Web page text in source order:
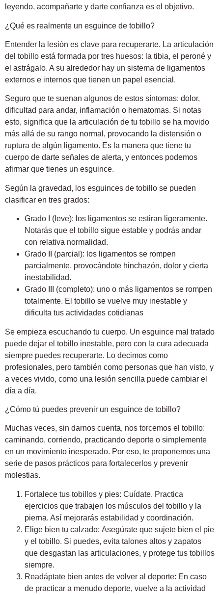
leyendo, acompañarte y darte confianza es el objetivo.
¿Qué es realmente un esguince de tobillo?
Entender la lesión es clave para recuperarte. La articulación
del tobillo está formada por tres huesos: la tibia, el peroné y
el astrágalo. A su alrededor hay un sistema de ligamentos
externos e internos que tienen un papel esencial.
Seguro que te suenan algunos de estos síntomas: dolor,
dificultad para andar, inflamación o hematomas. Si notas
esto, significa que la articulación de tu tobillo se ha movido
más allá de su rango normal, provocando la distensión o
ruptura de algún ligamento. Es la manera que tiene tu
cuerpo de darte señales de alerta, y entonces podemos
afirmar que tienes un esguince.
Según la gravedad, los esguinces de tobillo se pueden
clasificar en tres grados:
Grado I (leve): los ligamentos se estiran ligeramente.
Notarás que el tobillo sigue estable y podrás andar
con relativa normalidad.
Grado II (parcial): los ligamentos se rompen
parcialmente, provocándote hinchazón, dolor y cierta
inestabilidad.
Grado III (completo): uno o más ligamentos se rompen
totalmente. El tobillo se vuelve muy inestable y
dificulta tus actividades cotidianas
Se empieza escuchando tu cuerpo. Un esguince mal tratado
puede dejar el tobillo inestable, pero con la cura adecuada
siempre puedes recuperarte. Lo decimos como
profesionales, pero también como personas que han visto, y
a veces vivido, como una lesión sencilla puede cambiar el
día a día.
¿Cómo tú puedes prevenir un esguince de tobillo?
Muchas veces, sin darnos cuenta, nos torcemos el tobillo:
caminando, corriendo, practicando deporte o simplemente
en un movimiento inesperado. Por eso, te proponemos una
serie de pasos prácticos para fortalecerlos y prevenir
molestias.
Fortalece tus tobillos y pies: Cuídate. Practica
ejercicios que trabajen los músculos del tobillo y la
pierna. Así mejorarás estabilidad y coordinación.
Elige bien tu calzado: Asegúrate que sujete bien el pie
y el tobillo. Si puedes, evita talones altos y zapatos
que desgastan las articulaciones, y protege tus tobillos
siempre.
Readáptate bien antes de volver al deporte: En caso
de practicar a menudo deporte, vuelve a la actividad